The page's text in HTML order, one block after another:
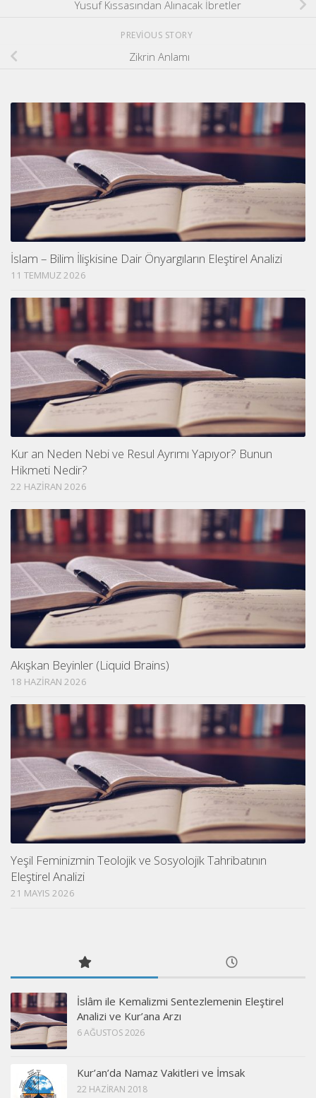
Yusuf Kıssasından Alınacak İbretler
PREVIOUS STORY
Zikrin Anlamı
İslam – Bilim İlişkisine Dair Önyargıların Eleştirel Analizi
11 TEMMUZ 2026
Kur an Neden Nebi ve Resul Ayrımı Yapıyor? Bunun
Hikmeti Nedir?
22 HAZIRAN 2026
Akışkan Beyinler (Liquid Brains)
18 HAZIRAN 2026
Yeşil Feminizmin Teolojik ve Sosyolojik Tahribatının
Eleştirel Analizi
21 MAYIS 2026
İslâm ile Kemalizmi Sentezlemenin Eleştirel
Analizi ve Kur’ana Arzı
6 AĞUSTOS 2026
Kur’an’da Namaz Vakitleri ve İmsak
22 HAZIRAN 2018